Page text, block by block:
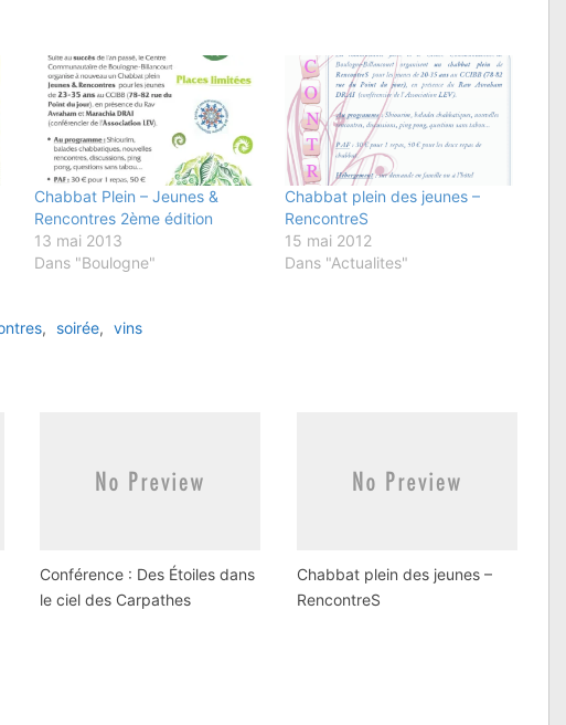
Chabbat Plein – Jeunes &
Rencontres 2ème édition
13 mai 2013
Dans "Boulogne"
Chabbat plein des jeunes –
RencontreS
15 mai 2012
Dans "Actualites"
, soirée, vins
Conférence : Des Étoiles dans
le ciel des Carpathes
Chabbat plein des jeunes –
RencontreS